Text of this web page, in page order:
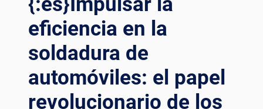
eficiencia en la
soldadura de
automóviles: el papel
revolucionario de los